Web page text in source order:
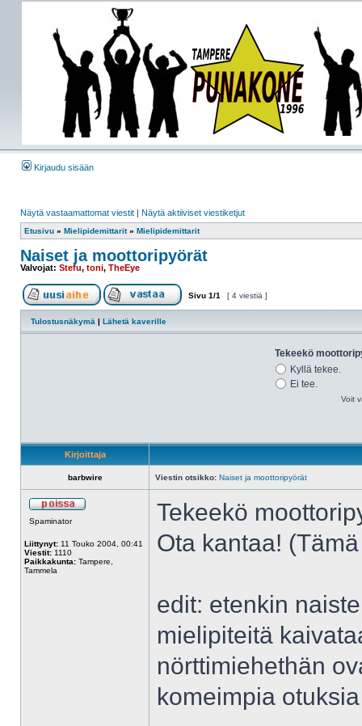
Kirjaudu sisään
Näytä vastaamattomat viestit | Näytä aktiiviset viestiketjut
Etusivu » Mielipidemittarit» Mielipidemittarit
Naiset ja moottoripyörät
Valvojat: Stefu, toni, TheEye
Sivu 1/1 [ 4 viestiä ]
Tulostusnäkymä | Lähetä kaverille
Tekeekö
Kyllä tekee.
Ei tee.
Voit
Kirjoittaja
barbwire Viestin otsikko: Naiset ja moottoripyörät
Spaminator
Liittynyt: 11 Touko 2004, 00:41
Viestit: 1110
Paikkakunta: Tampere,
Tammela
Tekeekö
Ota kantaa!
edit: etenkin
mielipiteitä
nörttimiehethän
komeimpia